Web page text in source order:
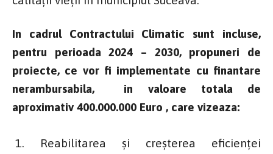
In cadrul Contractului Climatic sunt incluse,
pentru perioada 2024 – 2030, propuneri de
proiecte, ce vor fi implementate cu finantare
nerambursabila, in valoare totala de
aproximativ 400.000.000 Euro , care vizeaza:
Reabilitarea și creșterea eficienței